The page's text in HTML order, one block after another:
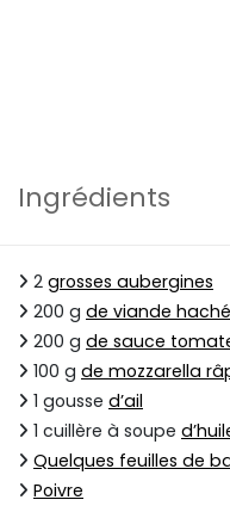
Ingrédients
2 grosses aubergines
200 g de viande
200 g de sauce
100 g de mozzarella
1 gousse d’ail
1 cuillère à soupe
Quelques feuilles de
Poivre